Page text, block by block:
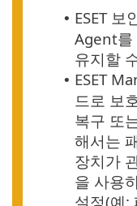
• ESET
Agent를
유지할
• ESET
드로 보
복구 또
해서는
장치가
을 사용
설정(예: